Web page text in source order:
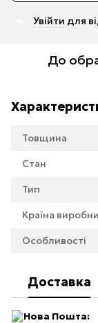
Увійти для
До
Товщина
Стан
Тип
Країна
Особливості
Доставка
Нова Пошта: